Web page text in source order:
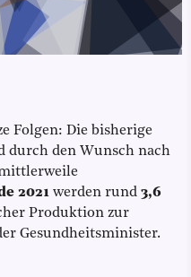
Folgen: Die bisherige
durch den Wunsch nach
2021 werden rund 3,6
Produktion zur
Gesundheitsminister.